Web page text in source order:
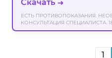
Скачать
ЕСТЬ ПРОТИВОПОКАЗАНИЯ.
КОНСУЛЬТАЦИЯ СПЕЦИАЛИСТА.
1